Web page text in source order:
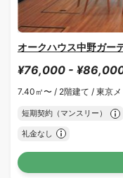
オークハウス中野ガー
¥76,000 -
7.40㎡〜 / 2階建て / 東京
短期契約（マンスリー）
礼金なし